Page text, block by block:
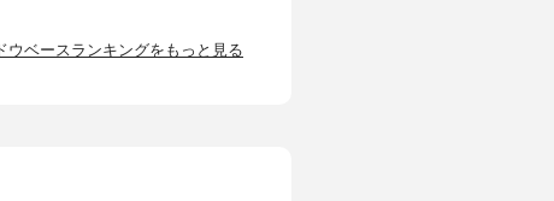
ウベースランキングをもっと見る